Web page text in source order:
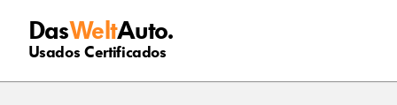
DasWeltAuto.
Usados Certificados